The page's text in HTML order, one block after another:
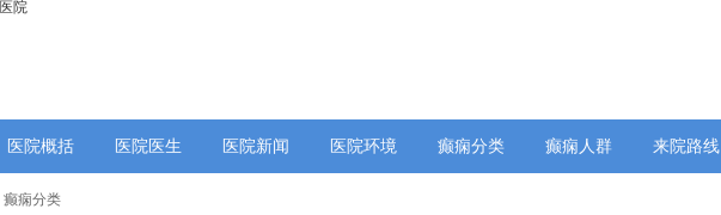
医院概括 医院医生 医院新闻 医院环境 癫痫分类 癫痫人群 来院路线
癫痫分类